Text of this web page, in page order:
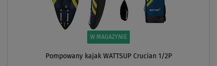
W MAGAZYNIE
Pompowany kajak WATTSUP Crucian 1/2P